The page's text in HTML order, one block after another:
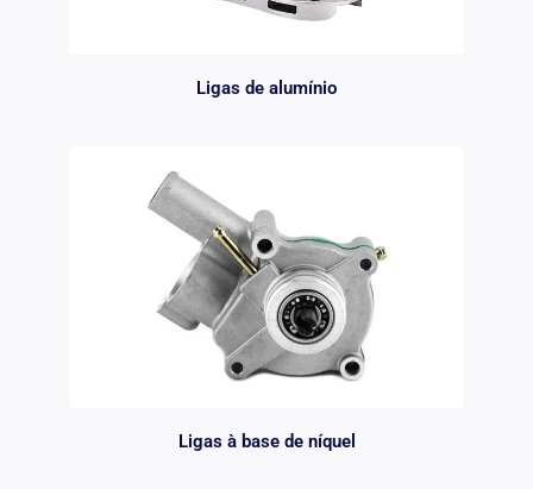
Ligas de alumínio
Ligas à base de níquel